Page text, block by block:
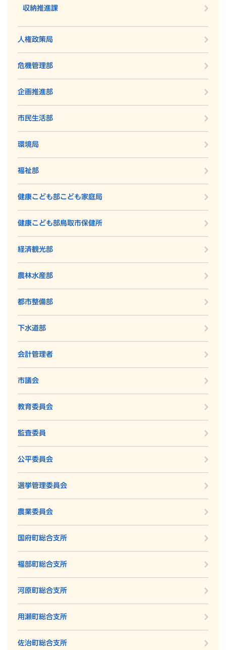
収納推進課
人権政策局
危機管理部
企画推進部
市民生活部
環境局
福祉部
健康こども部こども家庭局
健康こども部鳥取市保健所
経済観光部
農林水産部
都市整備部
下水道部
会計管理者
市議会
教育委員会
監査委員
公平委員会
選挙管理委員会
農業委員会
国府町総合支所
福部町総合支所
河原町総合支所
用瀬町総合支所
佐治町総合支所